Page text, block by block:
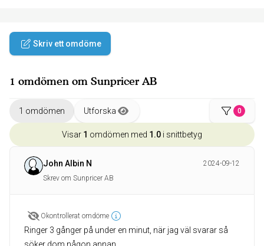
Skriv ett omdöme
1 omdömen om Sunpricer AB
1 omdömen Utforska 0
Visar 1 omdömen med 1.0 i snittbetyg
John Albin N
2024-09-12
Skrev om Sunpricer AB
Okontrollerat omdöme
Ringer 3 gånger på under en minut, när jag väl svarar så